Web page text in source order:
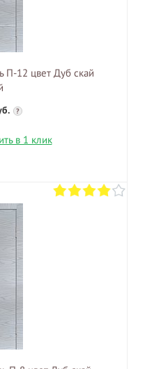
П-12 цвет Дуб скай
?
в 1 клик